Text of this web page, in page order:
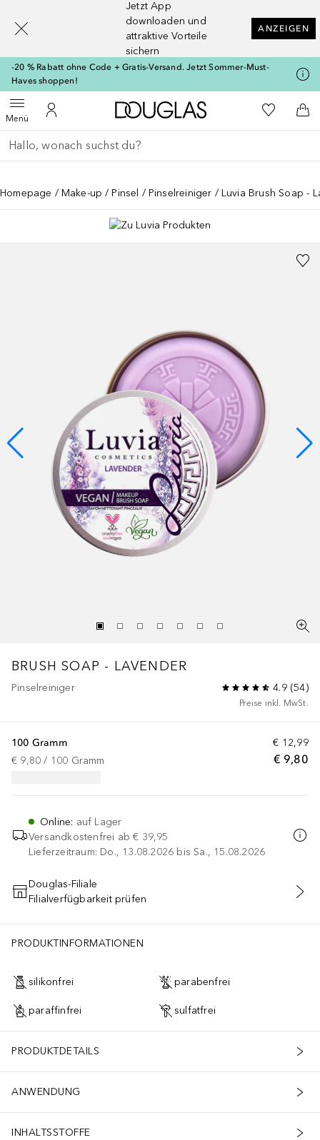
Jetzt App
downloaden und
attraktive Vorteile
sichern
ANZEIGEN
-20 % Rabatt ohne Code + Gratis-Versand. Jetzt Sommer-Must-
Haves shoppen!
MenüMenü öffnenZu Meinem Kundenkonto
Zur Douglas Startseite
Zu Meiner
Gehe zurück
Suche ausführen
Homepage Make-up Pinsel Pinselreiniger Luvia Brush Soap -
BRUSH SOAP - LAVENDER
Pinselreiniger 4.9(54)
Preise inkl. MwSt.
€ 12,99
€ 9,80
100 Gramm
€ 9,80 / 100 Gramm
Online: auf Lager
Versandkostenfrei ab € 39,95
Lieferzeitraum: Do., 13.08.2026 bis Sa., 15.08.2026
IN DEN WARENKORB
Douglas-Filiale
Filialverfügbarkeit prüfen
PRODUKTINFORMATIONEN
silikonfrei parabenfrei
paraffinfrei sulfatfrei
PRODUKTDETAILS
ANWENDUNG
INHALTSSTOFFE
[navigation.slideout.screenreader]